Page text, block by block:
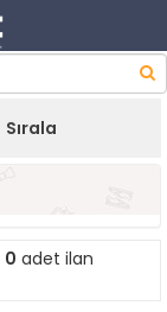
Sırala
0 adet ilan